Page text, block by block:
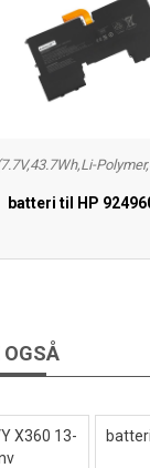
batteri til HP
OGSÅ
X360 13-